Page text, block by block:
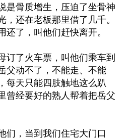
是骨质增生，压迫了坐骨神
，还在老板那里借了几千。
还了，叫他们赶快离开。
订了火车票，叫他们乘车到
父动不了，不能走、不能
每天只能四肢触地这么趴
曾经要好的熟人帮着把岳父
们，当到我们住宅大门口